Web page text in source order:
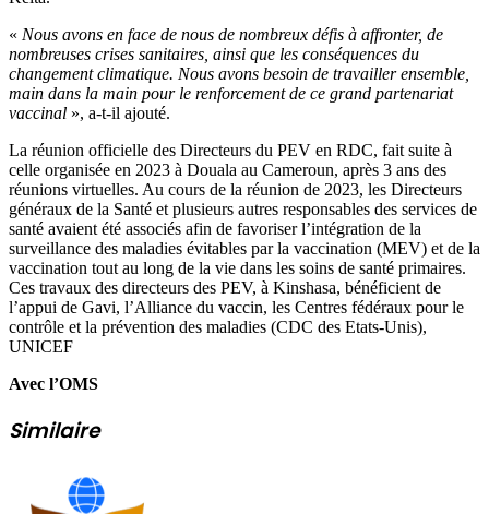
« Nous avons en face de nous de nombreux défis à affronter, de
nombreuses crises sanitaires, ainsi que les conséquences du
changement climatique. Nous avons besoin de travailler ensemble,
main dans la main pour le renforcement de ce grand partenariat
vaccinal », a-t-il ajouté.
La réunion officielle des Directeurs du PEV en RDC, fait suite à
celle organisée en 2023 à Douala au Cameroun, après 3 ans des
réunions virtuelles. Au cours de la réunion de 2023, les Directeurs
généraux de la Santé et plusieurs autres responsables des services de
santé avaient été associés afin de favoriser l’intégration de la
surveillance des maladies évitables par la vaccination (MEV) et de la
vaccination tout au long de la vie dans les soins de santé primaires.
Ces travaux des directeurs des PEV, à Kinshasa, bénéficient de
l’appui de Gavi, l’Alliance du vaccin, les Centres fédéraux pour le
contrôle et la prévention des maladies (CDC des Etats-Unis),
UNICEF
Avec l’OMS
Similaire